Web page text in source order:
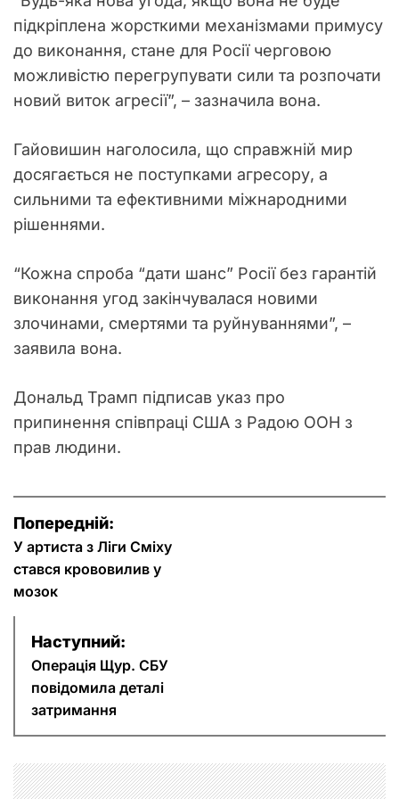
підкріплена жорсткими механізмами примусу
до виконання, стане для Росії черговою
можливістю перегрупувати сили та розпочати
новий виток агресії”, – зазначила вона.
Гайовишин наголосила, що справжній мир
досягається не поступками агресору, а
сильними та ефективними міжнародними
рішеннями.
“Кожна спроба “дати шанс” Росії без гарантій
виконання угод закінчувалася новими
злочинами, смертями та руйнуваннями”, –
заявила вона.
Дональд Трамп підписав указ про
припинення співпраці США з Радою ООН з
прав людини.
Н
а
в
ц
і
Попередній:
У артиста з Ліги Сміху
стався крововилив у
мозок
Наступний:
Операція Щур. СБУ
повідомила деталі
затримання